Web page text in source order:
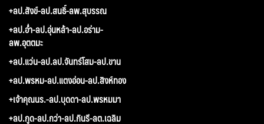
+ลป.สังข์-ลป.สนธิ์-ลพ.สุบรรณ
+ลป.อ่ำ-ลป.อุ่นหล้า-ลป.อร่าม-
ลพ.อุตตมะ
+ลป.แว่น-ลป.ลป.จันทร์โสม-ลป.ขาน
+ลป.พรหม-ลป.แตงอ่อน-ลป.สิงห์ทอง
+เจ้าคุณนร.-ลป.บุดดา-ลป.พรหมมา
+ลป.กูด-ลป.กว่า-ลป.กินรี-ลต.เฉลิม